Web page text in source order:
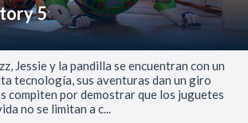
5
Jessie y la pandilla se encuentran con un
tecnología, sus aventuras dan un giro
compiten por demostrar que los juguetes
no se limitan a c...